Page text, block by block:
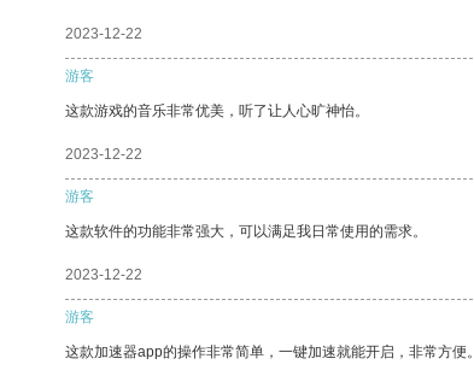
2023-12-22
游客
这款游戏的音乐非常优美，听了让人心旷神怡。
2023-12-22
游客
这款软件的功能非常强大，可以满足我日常使用的需求。
2023-12-22
游客
这款加速器app的操作非常简单，一键加速就能开启，非常方便。